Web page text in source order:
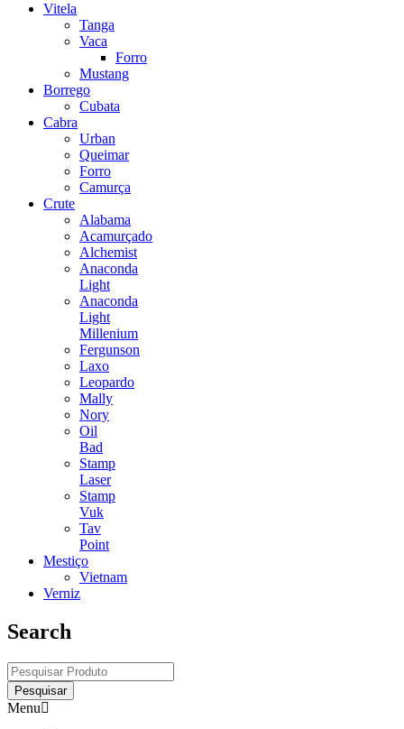
Vitela
Tanga
Vaca
Forro
Mustang
Borrego
Cubata
Cabra
Urban
Queimar
Forro
Camurça
Crute
Alabama
Acamurçado
Alchemist
Anaconda
Light
Anaconda
Light
Millenium
Fergunson
Laxo
Leopardo
Mally
Nory
Oil
Bad
Stamp
Laser
Stamp
Vuk
Tav
Point
Mestiço
Vietnam
Verniz
Search
Pesquisar
Menu